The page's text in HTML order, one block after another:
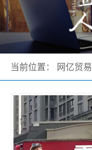
当前位置： 网亿贸易